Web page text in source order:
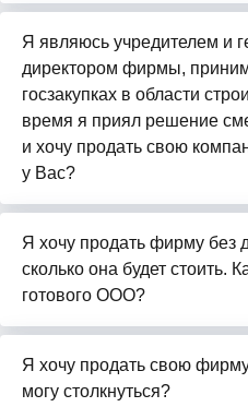
Я являюсь учредителем и
директором фирмы,
госзакупках в области
время я приял решение
и хочу продать свою
у Вас?
Я хочу продать фирму без
сколько она будет стоить.
готового ООО?
Я хочу продать свою
могу столкнуться?